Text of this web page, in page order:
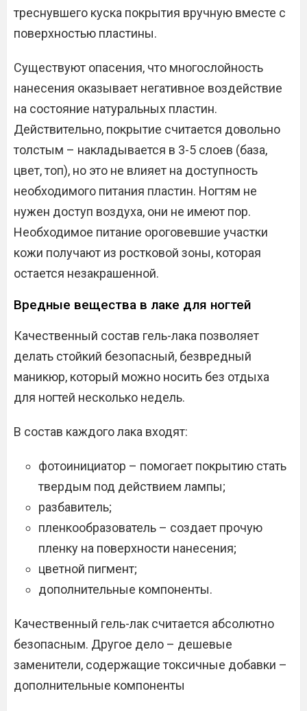
треснувшего куска покрытия вручную вместе с
поверхностью пластины.
Существуют опасения, что многослойность
нанесения оказывает негативное воздействие
на состояние натуральных пластин.
Действительно, покрытие считается довольно
толстым – накладывается в 3-5 слоев (база,
цвет, топ), но это не влияет на доступность
необходимого питания пластин. Ногтям не
нужен доступ воздуха, они не имеют пор.
Необходимое питание ороговевшие участки
кожи получают из ростковой зоны, которая
остается незакрашенной.
Вредные вещества в лаке для ногтей
Качественный состав гель-лака позволяет
делать стойкий безопасный, безвредный
маникюр, который можно носить без отдыха
для ногтей несколько недель.
В состав каждого лака входят:
фотоинициатор – помогает покрытию стать
твердым под действием лампы;
разбавитель;
пленкообразователь – создает прочую
пленку на поверхности нанесения;
цветной пигмент;
дополнительные компоненты.
Качественный гель-лак считается абсолютно
безопасным. Другое дело – дешевые
заменители, содержащие токсичные добавки –
дополнительные компоненты